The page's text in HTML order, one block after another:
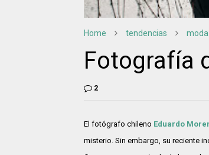
Home tendencias moda
Fotografía
2
El fotógrafo chileno Eduardo
misterio. Sin embargo, su reciente